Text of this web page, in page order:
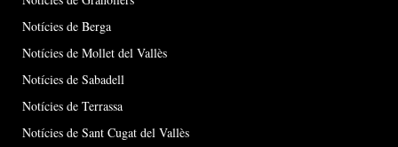
Notícies de Berga
Notícies de Mollet del Vallès
Notícies de Sabadell
Notícies de Terrassa
Notícies de Sant Cugat del Vallès